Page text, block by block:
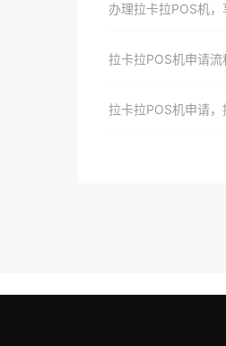
办理拉卡拉POS机
拉卡拉POS机申请
拉卡拉POS机申请